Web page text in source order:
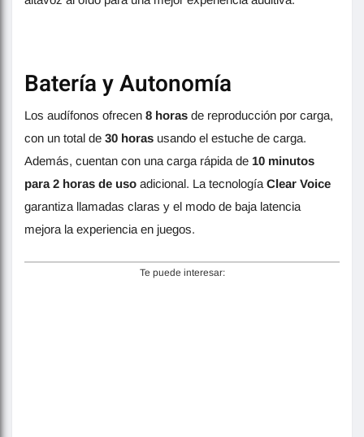
Batería y Autonomía
Los audífonos ofrecen 8 horas de reproducción por carga,
con un total de 30 horas usando el estuche de carga.
Además, cuentan con una carga rápida de 10 minutos
para 2 horas de uso adicional. La tecnología Clear Voice
garantiza llamadas claras y el modo de baja latencia
mejora la experiencia en juegos.
Te puede interesar: